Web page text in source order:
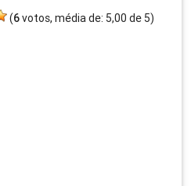
(6votos, média de: 5,00 de 5)